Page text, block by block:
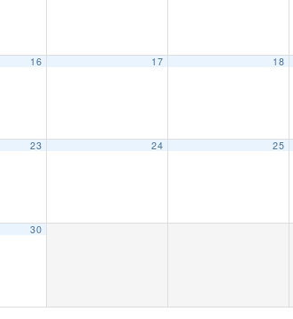
16 17 18
23 24 25
30